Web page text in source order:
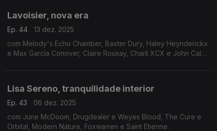
Lavoisier, nova era
Ep. 44
13 dez. 2025
com Melody's Echo Chamber, Baxter Dury, Haley Heynderickx
e Max García Conover, Claire Rousay, Charli XCX e John Cale,
Lisa Sereno, tranquilidade interior
Ep. 43
06 dez. 2025
com June McDoom, Drugdealer e Weyes Blood, The Cure e
Orbital, Modern Nature, Foxwarren e Saint Etienne.